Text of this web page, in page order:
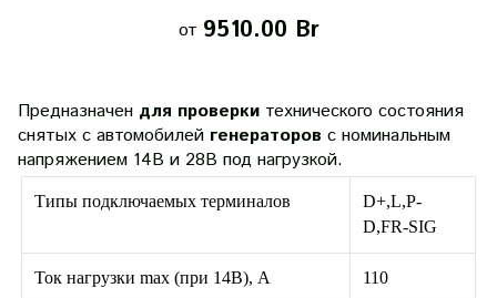
от 9510.00 Br
Предназначен для проверки технического состояния
снятых с автомобилей генераторов с номинальным
напряжением 14В и 28В под нагрузкой.
Типы подключаемых терминалов
D+,L,P-
D,FR-SIG
Ток нагрузки max (при 14В), А 110